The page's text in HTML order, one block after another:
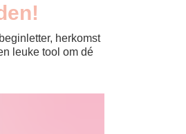
herkomst
leuke tool om dé